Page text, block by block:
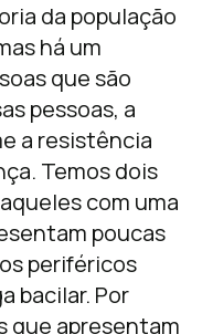
da população
há um
que são
pessoas, a
a resistência
Temos dois
com uma
poucas
periféricos
bacilar. Por
que apresentam